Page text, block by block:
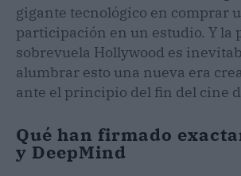
gigante tecnológico en comprar
participación en un estudio. Y la
sobrevuela Hollywood es
alumbrar esto una nueva era
ante el principio del fin del cine
Qué han firmado
y DeepMind